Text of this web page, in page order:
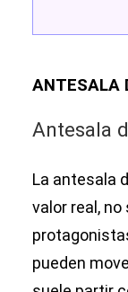
ANTESALA
Antesala
La antesala
valor real,
pueden